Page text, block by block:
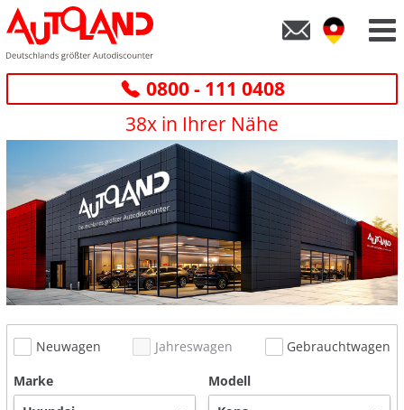
0800 - 111 0408
38x in Ihrer Nähe
Neuwagen Jahreswagen
Gebrauchtwagen
Marke
Modell